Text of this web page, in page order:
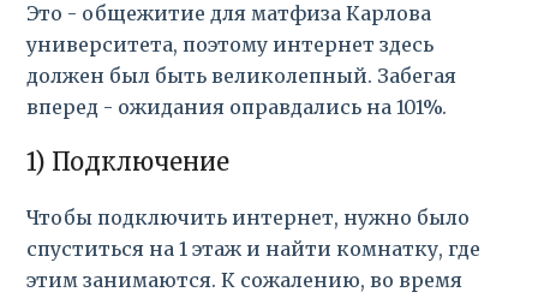
Это - общежитие для матфиза Карлова
университета, поэтому интернет здесь
должен был быть великолепный. Забегая
вперед - ожидания оправдались на 101%.
1) Подключение
Чтобы подключить интернет, нужно было
спуститься на 1 этаж и найти комнатку, где
этим занимаются. К сожалению, во время